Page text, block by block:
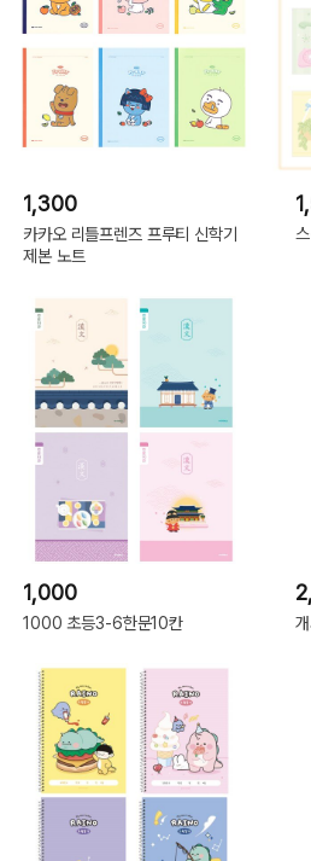
1,300
카카오 리틀프렌즈 프루티 신학기
제본 노트
1,000
1000 초등3-6한문10칸